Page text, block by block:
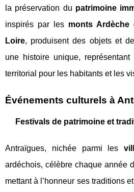
la préservation du patrimoine
inspirés par les monts Ardèche
Loire, produisent des objets et
une histoire unique,
territorial pour les habitants et les
Événements culturels à
Festivals de patrimoine et
Antraïgues, nichée parmi les
ardéchois, célèbre chaque année
mettant à l’honneur ses traditions